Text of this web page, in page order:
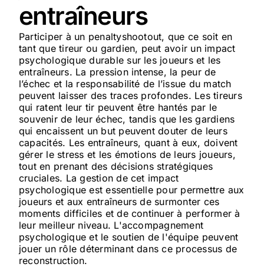
entraîneurs
Participer à un penaltyshootout, que ce soit en
tant que tireur ou gardien, peut avoir un impact
psychologique durable sur les joueurs et les
entraîneurs. La pression intense, la peur de
l’échec et la responsabilité de l’issue du match
peuvent laisser des traces profondes. Les tireurs
qui ratent leur tir peuvent être hantés par le
souvenir de leur échec, tandis que les gardiens
qui encaissent un but peuvent douter de leurs
capacités. Les entraîneurs, quant à eux, doivent
gérer le stress et les émotions de leurs joueurs,
tout en prenant des décisions stratégiques
cruciales. La gestion de cet impact
psychologique est essentielle pour permettre aux
joueurs et aux entraîneurs de surmonter ces
moments difficiles et de continuer à performer à
leur meilleur niveau. L'accompagnement
psychologique et le soutien de l'équipe peuvent
jouer un rôle déterminant dans ce processus de
reconstruction.